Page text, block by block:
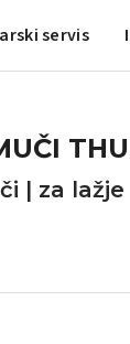
servis
| za